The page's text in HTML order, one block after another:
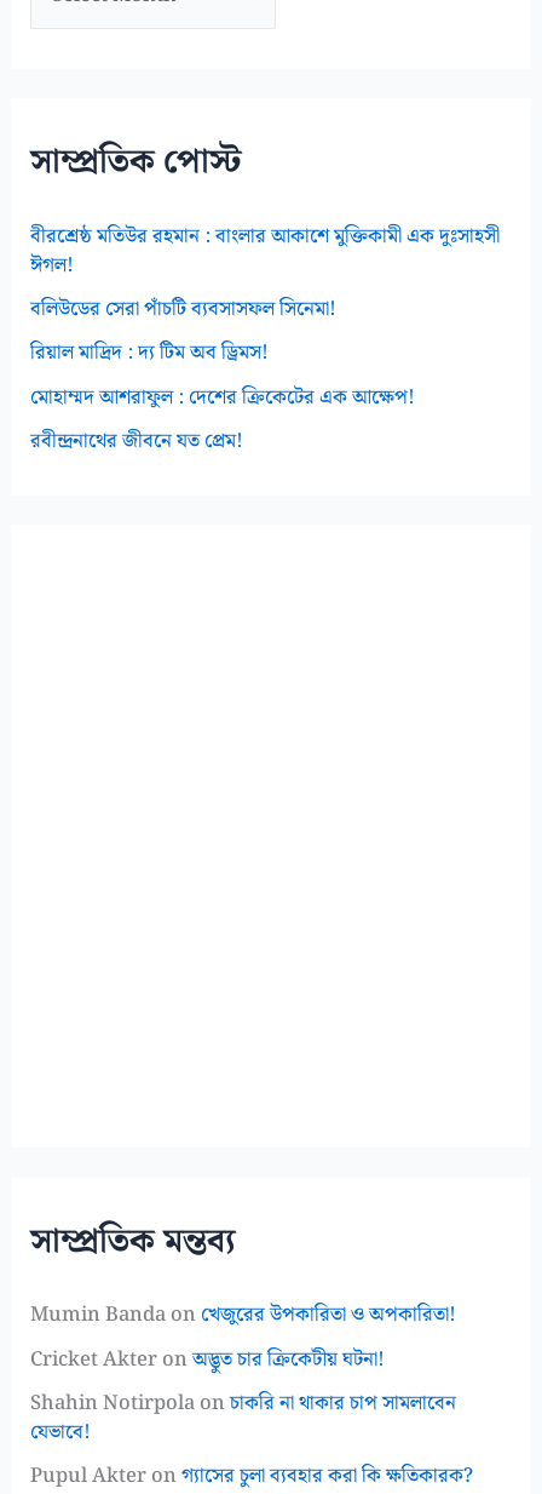
সাম্প্রতিক পোস্ট
বীরশ্রেষ্ঠ মতিউর রহমান : বাংলার আকাশে মুক্তিকামী এক দুঃসাহসী
ঈগল!
বলিউডের সেরা পাঁচটি ব্যবসাসফল সিনেমা!
রিয়াল মাদ্রিদ : দ্য টিম অব ড্রিমস!
মোহাম্মদ আশরাফুল : দেশের ক্রিকেটের এক আক্ষেপ!
রবীন্দ্রনাথের জীবনে যত প্রেম!
সাম্প্রতিক মন্তব্য
Mumin Bandaon খেজুরের উপকারিতা ও অপকারিতা!
Cricket Akteronঅদ্ভুত চার ক্রিকেটীয় ঘটনা!
Shahin Notirpolaonচাকরি না থাকার চাপ সামলাবেন
যেভাবে!
Pupul Akteronগ্যাসের চুলা ব্যবহার করা কি ক্ষতিকারক?